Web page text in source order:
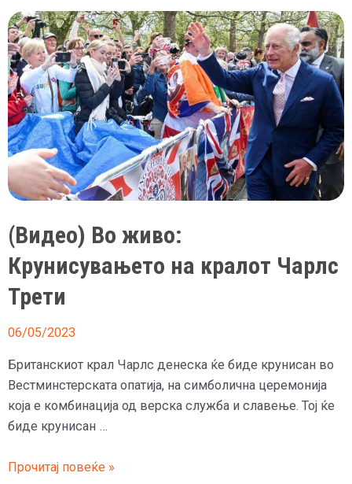
Чарлс
Трети
(Видео) Во живо:
Крунисувањетo на кралот Чарлс
Трети
06/05/2023
Британскиот крал Чарлс денеска ќе биде крунисан во
Вестминстерската опатија, на симболична церемонија
која е комбинација од верска служба и славење. Тој ќе
биде крунисан …
(Видео)
Прочитај повеќе »